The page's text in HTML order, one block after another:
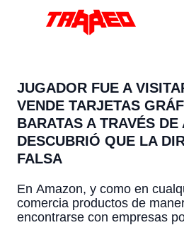
JUGADOR FUE A
VENDE TARJETAS
BARATAS A TRAVÉS
DESCUBRIÓ QUE LA
FALSA
En Amazon, y como en
comercia productos de
encontrarse con empresas